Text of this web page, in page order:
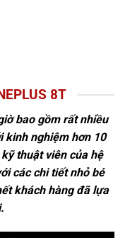
8T
bao gồm rất nhiều
kinh nghiệm hơn 10
thuật viên của hệ
các chi tiết nhỏ bé
khách hàng đã lựa